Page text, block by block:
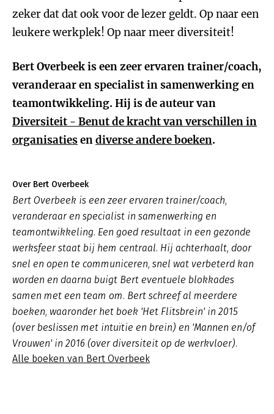
zeker dat dat ook voor de lezer geldt. Op naar een
leukere werkplek! Op naar meer diversiteit!
Bert Overbeek is een zeer ervaren trainer/coach,
veranderaar en specialist in samenwerking en
teamontwikkeling. Hij is de auteur van
Diversiteit - Benut de kracht van verschillen in
organisatiesendiverse andere boeken.
Over Bert Overbeek
Bert Overbeek is een zeer ervaren trainer/coach,
veranderaar en specialist in samenwerking en
teamontwikkeling. Een goed resultaat in een gezonde
werksfeer staat bij hem centraal. Hij achterhaalt, door
snel en open te communiceren, snel wat verbeterd kan
worden en daarna buigt Bert eventuele blokkades
samen met een team om. Bert schreef al meerdere
boeken, waaronder het boek 'Het Flitsbrein' in 2015
(over beslissen met intuïtie en brein) en 'Mannen en/of
Vrouwen' in 2016 (over diversiteit op de werkvloer).
Alle boeken van Bert Overbeek